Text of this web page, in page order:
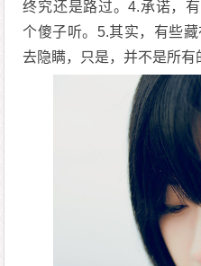
终究还是路过。4.承诺，
个傻子听。5.其实，有些
去隐瞒，只是，并不是所有